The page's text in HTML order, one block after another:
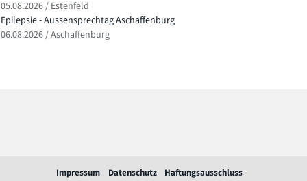
05.08.2026 / Estenfeld
Epilepsie - Aussensprechtag Aschaffenburg
06.08.2026 / Aschaffenburg
Impressum Datenschutz Haftungsausschluss